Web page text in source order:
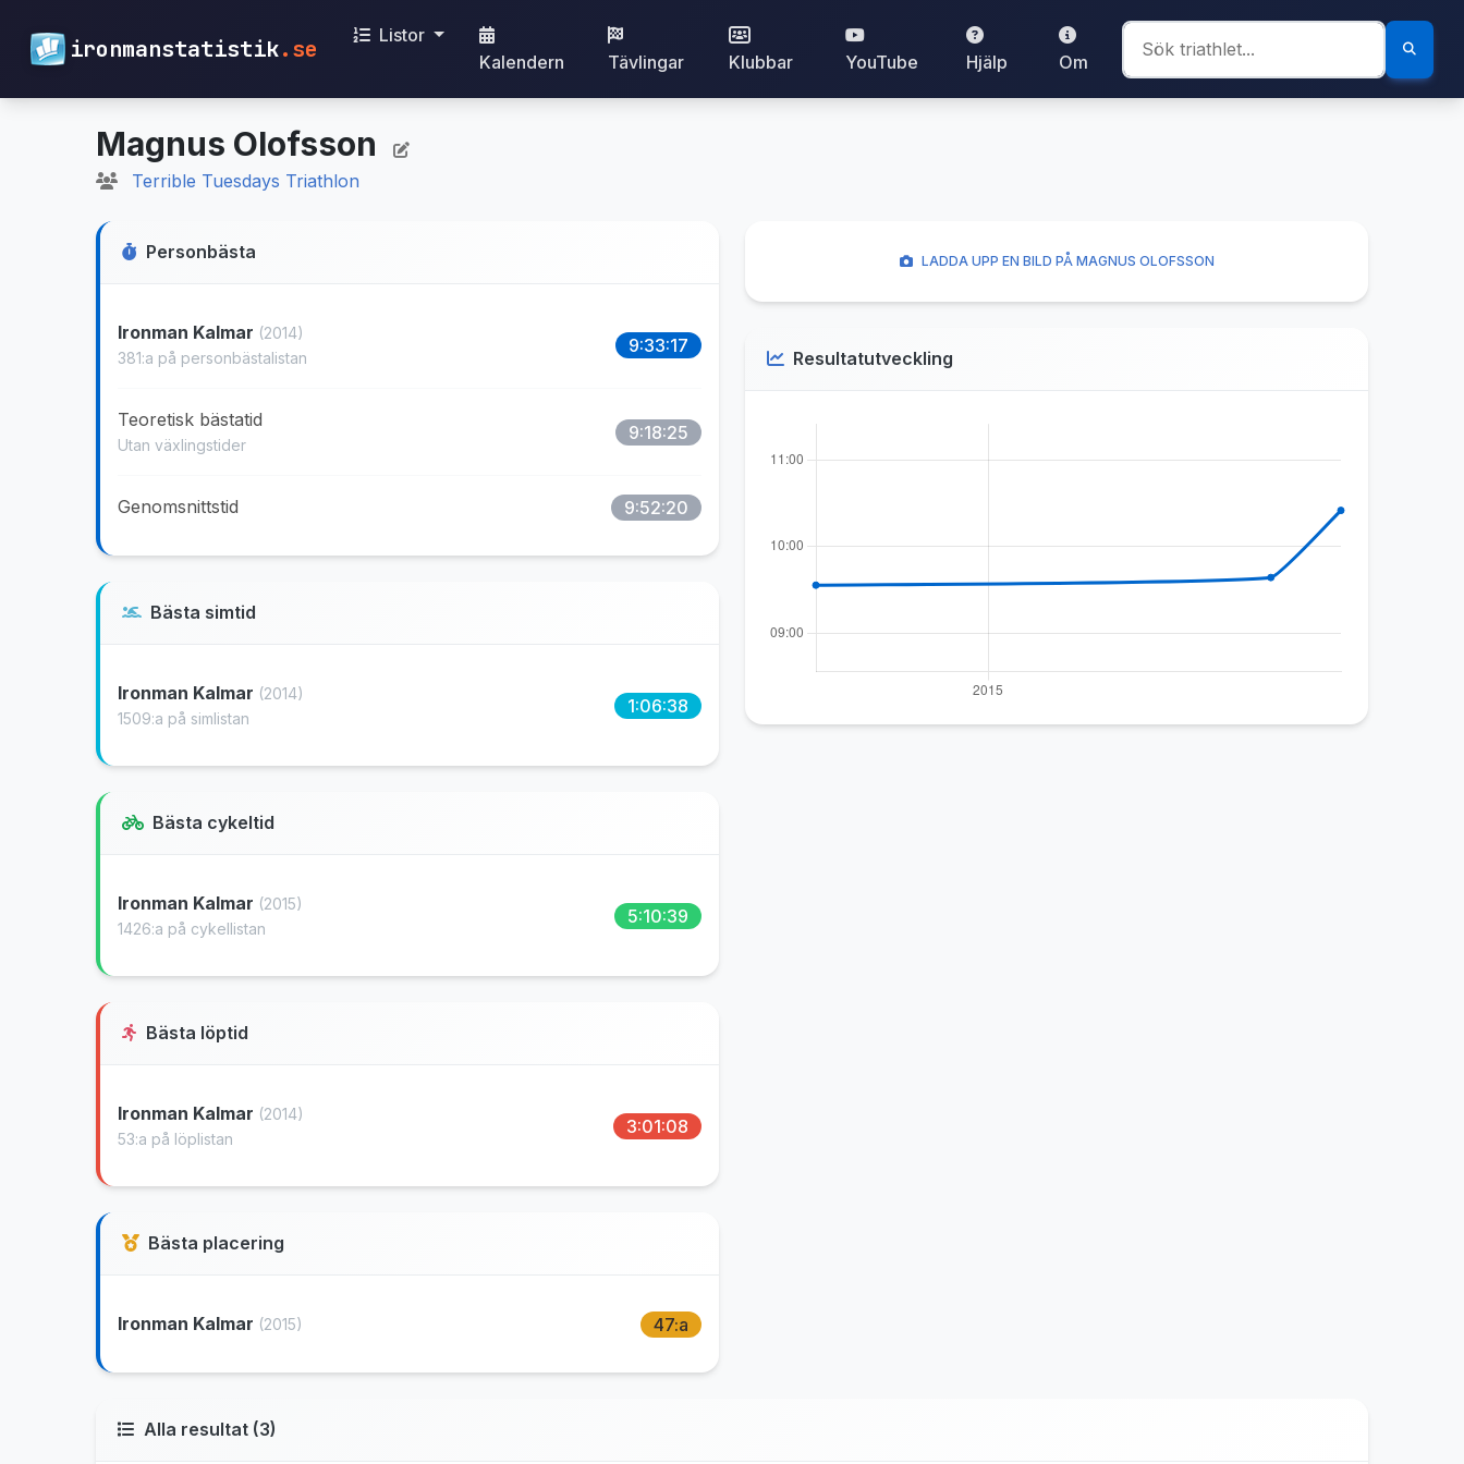
ironmanstatistik.se
Listor
Kalendern
Tävlingar Klubbar YouTube Hjälp Om
Magnus Olofsson
Terrible Tuesdays Triathlon
Personbästa
Ironman Kalmar (2014)
381:a på personbästalistan
9:33:17
Teoretisk bästatid
Utan växlingstider
9:18:25
Genomsnittstid 9:52:20
Bästa simtid
Ironman Kalmar (2014)
1509:a på simlistan
1:06:38
Bästa cykeltid
Ironman Kalmar (2015)
1426:a på cykellistan
5:10:39
Bästa löptid
Ironman Kalmar (2014)
53:a på löplistan
3:01:08
Bästa placering
Ironman Kalmar (2015) 47:a
LADDA UPP EN BILD PÅ MAGNUS OLOFSSON
Resultatutveckling
Alla resultat (3)